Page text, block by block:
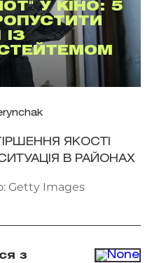
У КІНО: 5
ЯКОСТІ
В РАЙОНАХ
Getty Images
з